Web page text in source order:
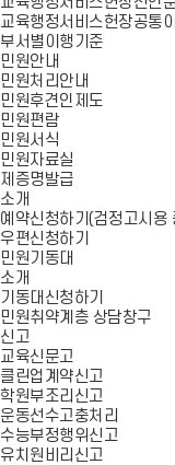
교육행정서비스헌장공통
부서별이행기준
민원안내
민원처리안내
민원후견인제도
민원편람
민원서식
민원자료실
제증명발급
소개
예약신청하기(검정고시용
우편신청하기
민원기동대
소개
기동대신청하기
민원취약계층 상담창구
신고
교육신문고
클린업계약신고
학원부조리신고
운동선수고충처리
수능부정행위신고
유치원비리신고